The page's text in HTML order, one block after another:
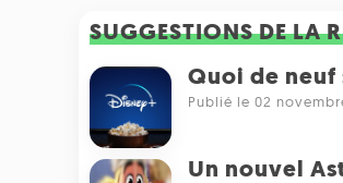
SUGGESTIONS DE LA
Quoi de neuf
Publié le 02
Un nouvel